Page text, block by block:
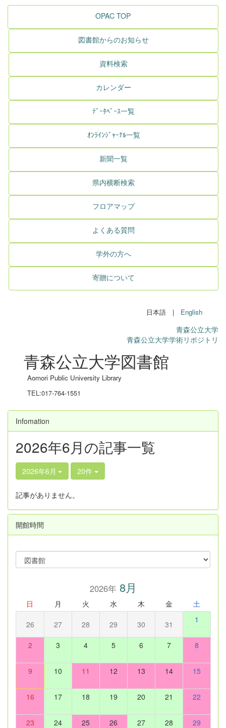
OPAC TOP
図書館からのお知らせ
資料検索
カレンダー
ﾃﾞｰﾀﾍﾞｰｽ一覧
ｵﾝﾗｲﾝｼﾞｬｰﾅﾙ一覧
新聞一覧
県内横断検索
フロアマップ
よくある質問
学外の方へ
寄贈について
日本語 | English
青森公立大学
青森公立大学学術リポジトリ
青森公立大学図書館
Aomori Public University Library
TEL:017-764-1551
Infomation
2026年6月の記事一覧
2026年6月 20件
記事がありません。
開館時間
2026年8月
日 月 火 水 木 金 土
26 27 28 29 30 31 1
2 3 4 5 6 7 8
9 10 11 12 13 14 15
16 17 18 19 20 21 22
23 24 25 26 27 28 29